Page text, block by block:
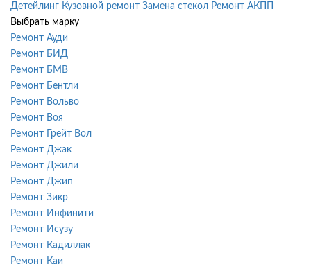
Детейлинг Кузовной ремонт Замена стекол Ремонт АКПП
Выбрать марку
Ремонт Ауди
Ремонт БИД
Ремонт БМВ
Ремонт Бентли
Ремонт Вольво
Ремонт Воя
Ремонт Грейт Вол
Ремонт Джак
Ремонт Джили
Ремонт Джип
Ремонт Зикр
Ремонт Инфинити
Ремонт Исузу
Ремонт Кадиллак
Ремонт Каи